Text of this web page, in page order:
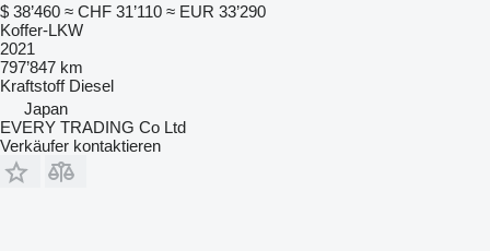
$ 38’460 ≈ CHF 31’110 ≈ EUR 33’290
Koffer-LKW
2021
797’847 km
Kraftstoff Diesel
Japan
EVERY TRADING Co Ltd
Verkäufer kontaktieren